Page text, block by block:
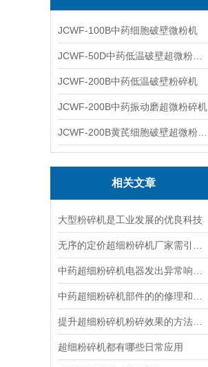
JCWF-100B中药细胞破壁微粉机
JCWF-200B中药低温破壁粉碎机
JCWF-200B中药振动磨超微粉碎机
相关文章
大型粉碎机是工业发展的优良科技
超细粉碎机都有哪些日常应用